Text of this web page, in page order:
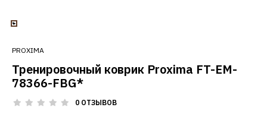
PROXIMA
Тренировочный коврик Proxima FT-EM-
78366-FBG*
0 ОТЗЫВОВ